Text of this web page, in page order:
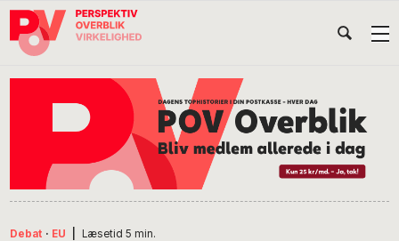
Gå
direkte
Skip
indhold
Gå
direkte
Debat · EU Læsetid 5 min.